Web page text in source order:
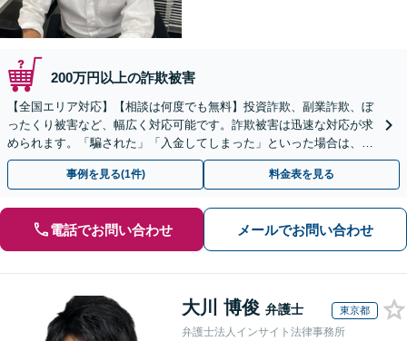
200万円以上の詐欺被害
【全国エリア対応】【相談は何度でも無料】投資詐欺、副業詐欺、ぼ
ったくり被害など、幅広く対応可能です。詐欺被害は迅速な対応が求
められます。「騙された」「入金してしまった」といった場合は、お
早めにご相談ください。【電話・メール・WEB相談可】
事例を見る(1件) 料金表を見る
電話でお問い合わせ メールでお問い合わせ
大川 博俊 弁護士 東京都
弁護士法人インサイト法律事務所